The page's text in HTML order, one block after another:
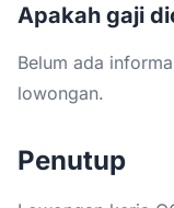
Apakah gaji
Belum ada
lowongan.
Penutup